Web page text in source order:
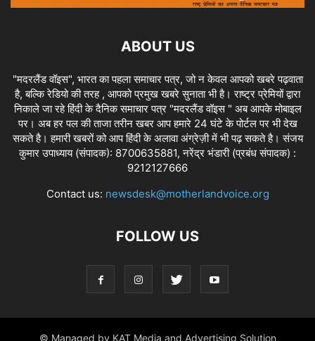
ABOUT US
"मदरलैंड वॉइस", भारत का पहला समाचार पत्र, जो न केवल आपको खबरे पढ़वाता
है, बल्कि रेडियो की तरह , आपको प्रमुख खबरे सुनाता भी है। राष्ट्र प्रेमियों द्वारा
निकाले जा रहे हिंदी के दैनिक समाचार पत्र "मदरलैंड वॉइस " अब आपके मोबाइल
पर। अब हर पल की ताजा तरीन खबर आप हमारे 24 घंटे के पोर्टल पर भी देख
सकते है। हमारी खबरों को आप हिंदी के अलावा अंग्रेज़ी में भी पढ़ सकते है। संजय
कुमार उपाध्याय (संपादक): 8700635881, नरेंद्र भंडारी (प्रबंध संपादक) :
9212127666
Contact us: newsdesk@motherlandvoice.org
FOLLOW US
© Managed by KAT Media and Advertising Solution